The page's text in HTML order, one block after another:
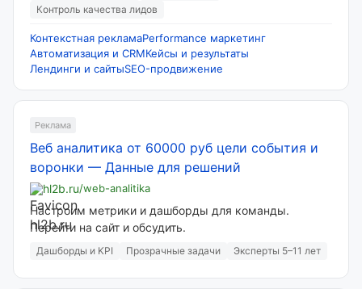
Контроль качества лидов
Контекстная рекламаPerformance маркетинг
Автоматизация и CRMКейсы и результаты
Лендинги и сайтыSEO-продвижение
Реклама
Веб аналитика от 60000 руб цели события и
воронки — Данные для решений
hl2b.ru/web-analitika
Настроим метрики и дашборды для команды.
Перейти на сайт и обсудить.
Дашборды и KPI Прозрачные задачи Эксперты 5–11 лет